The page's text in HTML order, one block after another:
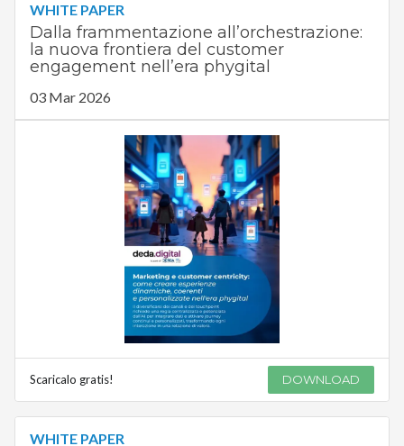
WHITE PAPER
Dalla frammentazione all’orchestrazione:
la nuova frontiera del customer
engagement nell’era phygital
03 Mar 2026
Scaricalo gratis! DOWNLOAD
WHITE PAPER